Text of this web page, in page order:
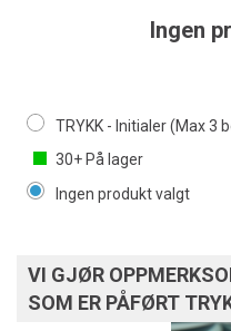
Ingen
TRYKK - Initialer (Max 3
30+ På lager
Ingen produkt valgt
VI GJØR
SOM ER PÅFØRT